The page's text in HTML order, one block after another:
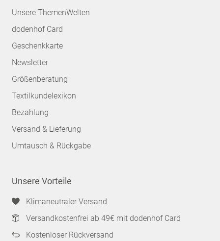
Unsere ThemenWelten
dodenhof Card
Geschenkkarte
Newsletter
Größenberatung
Textilkundelexikon
Bezahlung
Versand & Lieferung
Umtausch & Rückgabe
Unsere Vorteile
Klimaneutraler Versand
Versandkostenfrei ab 49€ mit dodenhof Card
Kostenloser Rückversand